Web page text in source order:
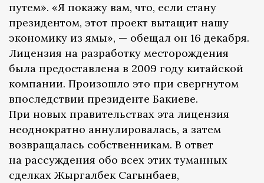
путем». «Я покажу вам, что, если стану
президентом, этот проект вытащит нашу
экономику из ямы», — обещал он 16 декабря.
Лицензия на разработку месторождения
была предоставлена в 2009 году китайской
компании. Произошло это при свергнутом
впоследствии президенте Бакиеве.
При новых правительствах эта лицензия
неоднократно аннулировалась, а затем
возвращалась собственникам. В ответ
на рассуждения обо всех этих туманных
сделках Жыргалбек Сагынбаев,